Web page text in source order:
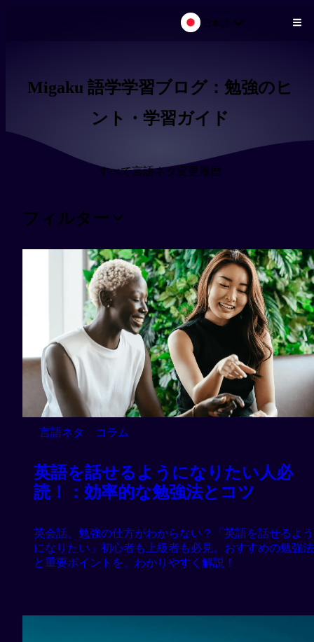
日本語
Migaku 語学学習ブログ：勉強のヒ
ント・学習ガイド
すべて言語ネタ 変更履歴
フィルター
言語ネタ コラム
英語を話せるようになりたい人必
読！：効率的な勉強法とコツ
英会話、勉強の仕方がわからない？「英語を話せるよう
になりたい」初心者も上級者も必見。おすすめの勉強法
と重要ポイントを、わかりやすく解説！